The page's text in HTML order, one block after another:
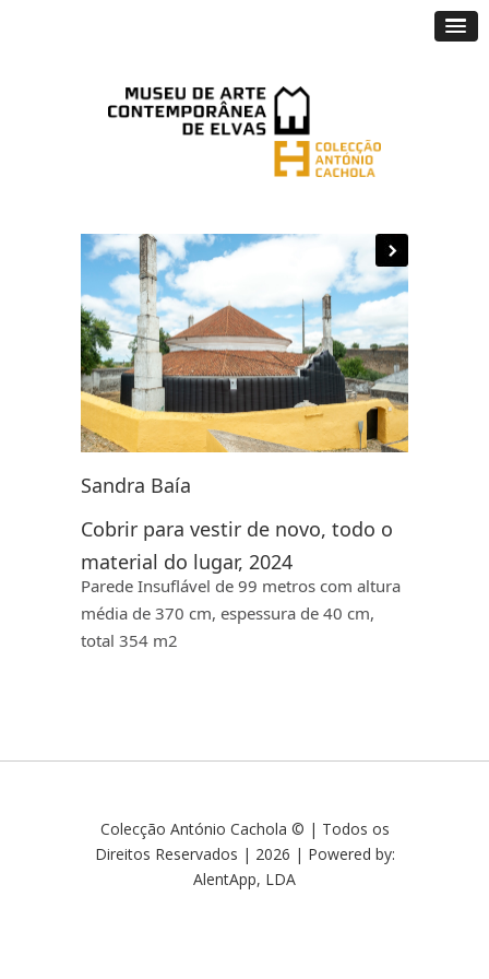
Sandra Baía
Cobrir para vestir de novo, todo o
material do lugar, 2024
Parede Insuflável de 99 metros com altura
média de 370 cm, espessura de 40 cm,
total 354 m2
Colecção António Cachola © | Todos os
Direitos Reservados | 2026 | Powered by:
AlentApp, LDA